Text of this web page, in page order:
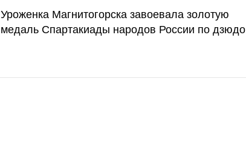
Уроженка Магнитогорска завоевала золотую
медаль Спартакиады народов России по дзюдо